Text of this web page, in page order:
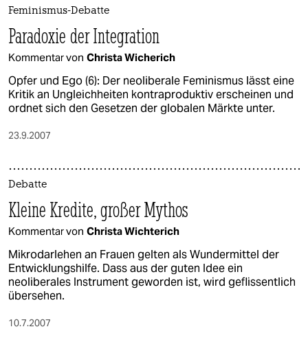
Feminismus-Debatte
Paradoxie der Integration
Kommentar von Christa Wicherich
Opfer und Ego (6): Der neoliberale Feminismus lässt eine
Kritik an Ungleichheiten kontraproduktiv erscheinen und
ordnet sich den Gesetzen der globalen Märkte unter.
23.9.2007
Debatte
Kleine Kredite, großer Mythos
Kommentar von Christa Wichterich
Mikrodarlehen an Frauen gelten als Wundermittel der
Entwicklungshilfe. Dass aus der guten Idee ein
neoliberales Instrument geworden ist, wird geflissentlich
übersehen.
10.7.2007